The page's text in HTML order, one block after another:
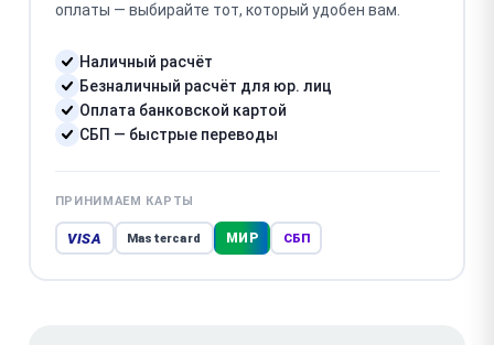
оплаты — выбирайте тот, который удобен вам.
Наличный расчёт
Безналичный расчёт для юр. лиц
Оплата банковской картой
СБП — быстрые переводы
ПРИНИМАЕМ КАРТЫ
VISA Mastercard МИР СБП